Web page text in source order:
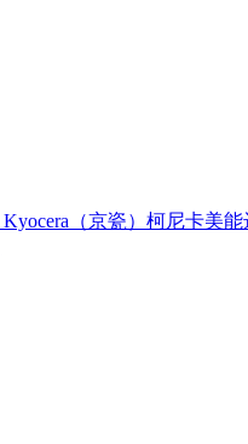
Kyocera（京瓷） 柯尼卡美能